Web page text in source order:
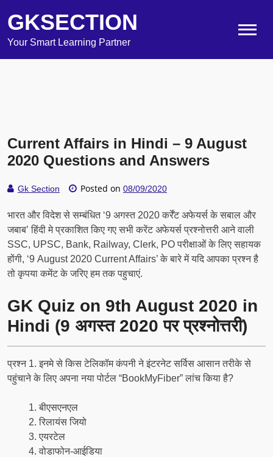
GKSECTION
Your Smart Learning Partner
Current Affairs in Hindi – 9 August
2020 Questions and Answers
Gk Section Posted on 08/09/2020
भारत और विदेश से सम्बंधित ‘9 अगस्त 2020 कर्रेंट अफेयर्स के सबाल और
जबाब’ हिंदी मे प्रकाशित किए गए सभी करेंट अफेयर्स प्रश्नोत्तरी आने वाली
SSC, UPSC, Bank, Railway, Clerk, PO परीक्षाओं के लिए सहायक
होंगी, ‘9 August 2020 Current Affairs’ के बारे में यदि आपका प्रश्न है
तो कृपया कमेंट के जरिए हम तक पहुचाएं.
GK Quiz on 9th August 2020 in
Hindi (9 अगस्त 2020 पर प्रश्नोत्तरी)
प्रश्न 1. इनमे से किस टेलिकॉम कंपनी ने इंटरनेट सर्विस आसान तरीके से
पहुंचाने के लिए अपना नया पोर्टल “BookMyFiber” लांच किया है?
बीएसएनएल
रिलायंस जियो
एयरटेल
वोडाफोन-आईडिया